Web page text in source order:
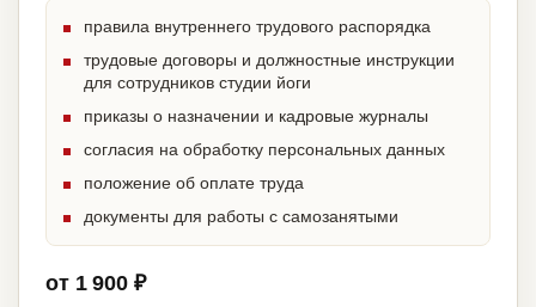
правила внутреннего трудового распорядка
трудовые договоры и должностные инструкции
для сотрудников студии йоги
приказы о назначении и кадровые журналы
согласия на обработку персональных данных
положение об оплате труда
документы для работы с самозанятыми
от 1 900 ₽